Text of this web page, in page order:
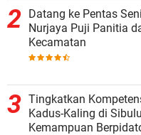
Datang ke Pentas
Nurjaya Puji Panitia
Kecamatan
Tingkatkan
Kadus-Kaling di
Kemampuan